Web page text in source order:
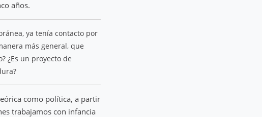
años.
ya tenía contacto por
más general, que
¿Es un proyecto de
como política, a partir
trabajamos con infancia